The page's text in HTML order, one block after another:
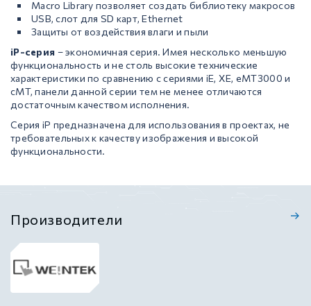
Macro Library позволяет создать библиотеку макросов
USB, слот для SD карт, Ethernet
Защиты от воздействия влаги и пыли
iP-серия – экономичная серия. Имея несколько меньшую
функциональность и не столь высокие технические
характеристики по сравнению с сериями iE, XE, eMT3000 и
сMT, панели данной серии тем не менее отличаются
достаточным качеством исполнения.
Серия iP предназначена для использования в проектах, не
требовательных к качеству изображения и высокой
функциональности.
Производители